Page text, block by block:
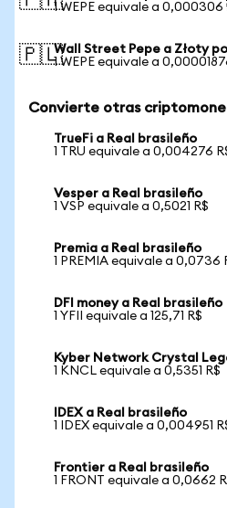
1 WEPE equivale a 0,000306
🇵🇱Wall Street Pepe a Złoty
1 WEPE equivale a
Convierte otras
TrueFi a Real brasileño
1 TRU equivale a 0,004276
Vesper a Real brasileño
1 VSP equivale a 0,5021 R$
Premia a Real brasileño
1 PREMIA equivale a 0,0736
DFI money a Real brasileño
1 YFII equivale a 125,71 R$
Kyber Network Crystal
1 KNCL equivale a 0,5351 R$
IDEX a Real brasileño
1 IDEX equivale a 0,004951
Frontier a Real brasileño
1 FRONT equivale a 0,0662